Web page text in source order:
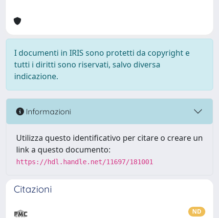
I documenti in IRIS sono protetti da copyright e
tutti i diritti sono riservati, salvo diversa
indicazione.
Informazioni
Utilizza questo identificativo per citare o creare un
link a questo documento:
https://hdl.handle.net/11697/181001
Citazioni
ND